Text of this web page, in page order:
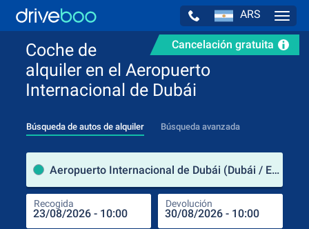
ARS
Cancelación gratuita
Coche de
alquiler en el Aeropuerto
Internacional de Dubái
Búsqueda de autos de alquiler Búsqueda avanzada
Aeropuerto Internacional de Dubái (Dubái / Emiratos Arabes Unidos)
Recogida Devolución